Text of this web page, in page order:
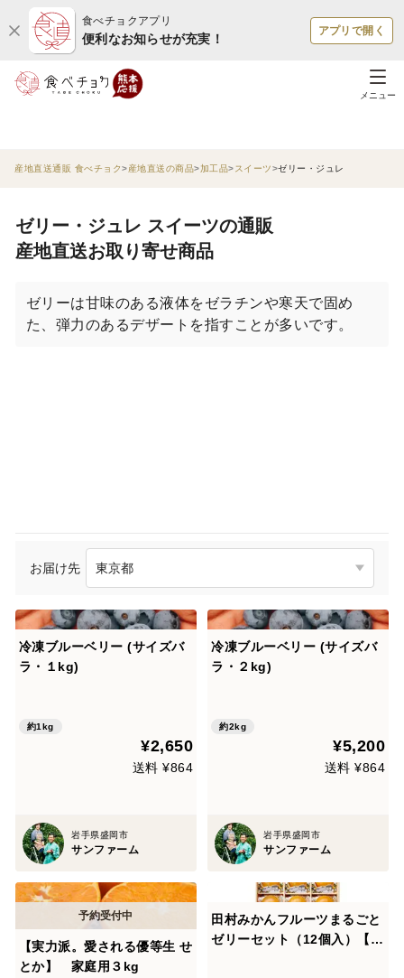
食べチョクアプリ
便利なお知らせが充実！
アプリで開く
メニュー
産地直送通販 食べチョク 産地直送の商品 加工品 スイーツ ゼリー・ジュレ
ゼリー・ジュレ スイーツの通販
産地直送お取り寄せ商品
ゼリーは甘味のある液体をゼラチンや寒天で固め
た、弾力のあるデザートを指すことが多いです。
お届け先
冷凍ブルーベリー (サイズバ
ラ・１kg)
約1kg
¥2,650
送料 ¥864
岩手県盛岡市
サンファーム
冷凍ブルーベリー (サイズバ
ラ・２kg)
約2kg
¥5,200
送料 ¥864
岩手県盛岡市
サンファーム
【実力派。愛される優等生 せ
とか】 家庭用３kg
田村みかんフルーツまるごと
ゼリーセット（12個入）【夏